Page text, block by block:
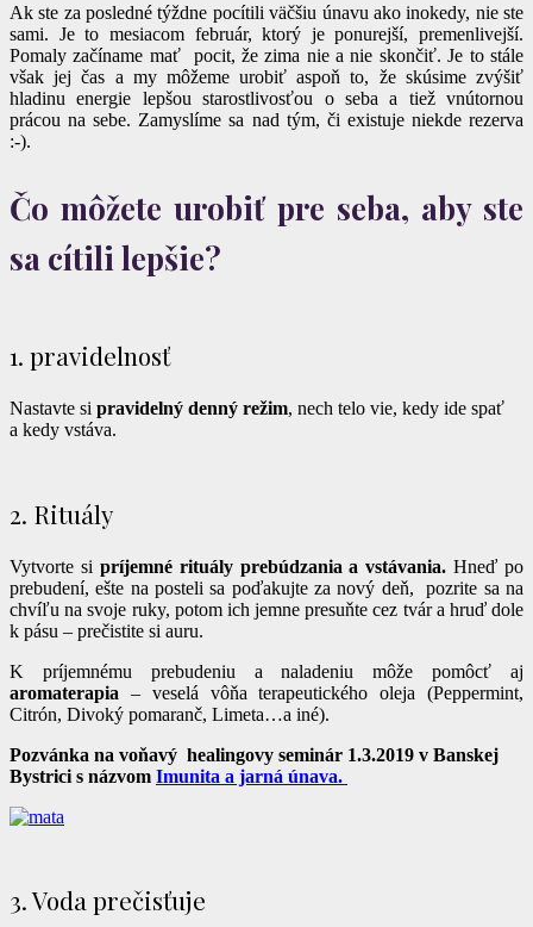
Ak ste za posledné týždne pocítili väčšiu únavu ako inokedy, nie ste
sami. Je to mesiacom február, ktorý je ponurejší, premenlivejší.
Pomaly začíname mať pocit, že zima nie a nie skončiť. Je to stále
však jej čas a my môžeme urobiť aspoň to, že skúsime zvýšiť
hladinu energie lepšou starostlivosťou o seba a tiež vnútornou
prácou na sebe. Zamyslíme sa nad tým, či existuje niekde rezerva
:-).
Čo môžete urobiť pre seba, aby ste
sa cítili lepšie?
1. pravidelnosť
Nastavte si pravidelný denný režim, nech telo vie, kedy ide spať
a kedy vstáva.
2. Rituály
Vytvorte si príjemné rituály prebúdzania a vstávania.Hneď po
prebudení, ešte na posteli sa poďakujte za nový deň, pozrite sa na
chvíľu na svoje ruky, potom ich jemne presuňte cez tvár a hruď dole
k pásu – prečistite si auru.
K príjemnému prebudeniu a naladeniu môže pomôcť aj
aromaterapia – veselá vôňa terapeutického oleja (Peppermint,
Citrón, Divoký pomaranč, Limeta…a iné).
Pozvánka na voňavý healingovy seminár 1.3.2019 v Banskej
Bystrici s názvom Imunita a jarná únava.
3. Voda prečisťuje